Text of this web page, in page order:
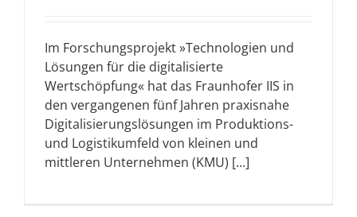
Im Forschungsprojekt »Technologien und
Lösungen für die digitalisierte
Wertschöpfung« hat das Fraunhofer IIS in
den vergangenen fünf Jahren praxisnahe
Digitalisierungslösungen im Produktions-
und Logistikumfeld von kleinen und
mittleren Unternehmen (KMU) [...]